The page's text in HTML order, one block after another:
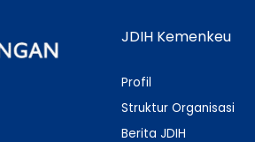
JDIH Kemenkeu
Profil
Struktur Organisasi
Berita JDIH